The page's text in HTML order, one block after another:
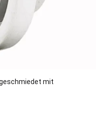
mit